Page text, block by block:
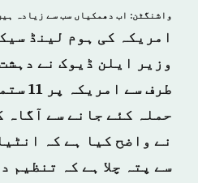
واشنگٹن: اب دھمکیاں سب سے زیادہ
امریکہ کی ہوم لینڈ
وزیر ایلن ڈیوک نے
حملہ کئے جانے سے آگاہ
نے واضح کیا ہے کہ
سے پتہ چلا ہے کہ تنظیم